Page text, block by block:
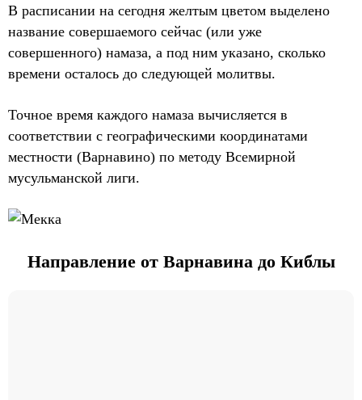
В расписании на сегодня желтым цветом выделено
название совершаемого сейчас (или уже
совершенного) намаза, а под ним указано, сколько
времени осталось до следующей молитвы.
Точное время каждого намаза вычисляется в
соответствии с географическими координатами
местности (Варнавино) по методу Всемирной
мусульманской лиги.
Направление от Варнавина до Киблы